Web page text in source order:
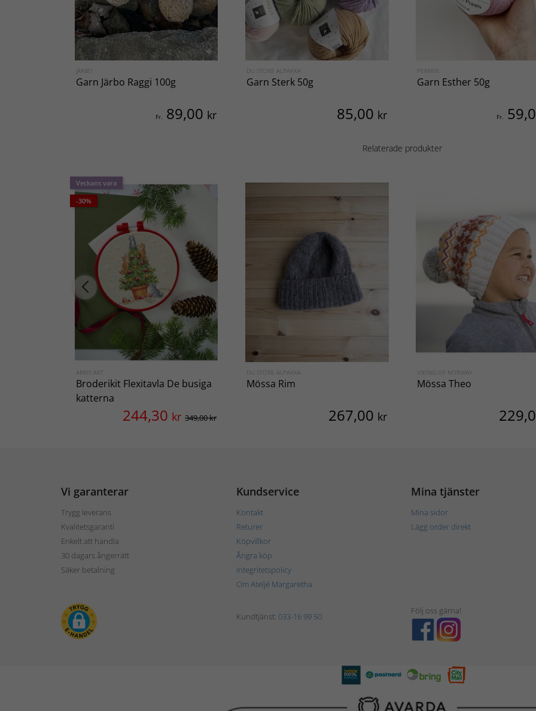
JÄRBO
Garn Järbo Raggi 100g
Fr. 89,00 kr
DU STORE ALPAKKA
Garn Sterk 50g
85,00 kr
PERMIN
Garn Esther 50g
Fr.
Relaterade produkter
Veckans vara
-30%
ABRIS ART
Broderikit Flexitavla De busiga
katterna
244,30 kr 349,00 kr
DU STORE ALPAKKA
Mössa Rim
267,00 kr
VIKING OF NORWAY
Mössa Theo
Vi garanterar
Trygg leverans
Kvalitetsgaranti
Enkelt att handla
30 dagars ångerrätt
Säker betalning
Kundservice
Kontakt
Returer
Köpvillkor
Ångra köp
Integritetspolicy
Om Ateljé Margaretha
Mina tjänster
Mina sidor
Lägg order direkt
Kundtjänst: 033-16 99 50
Följ oss gärna!